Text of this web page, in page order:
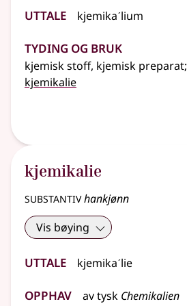
Uttale kjemikaˊlium
Tyding og bruk
kjemisk stoff, kjemisk preparat;
kjemikalie
kjemikalie
substantivhankjønn
Vis bøying
Uttale kjemikaˊlie
Opphav avtysk Chemikalien